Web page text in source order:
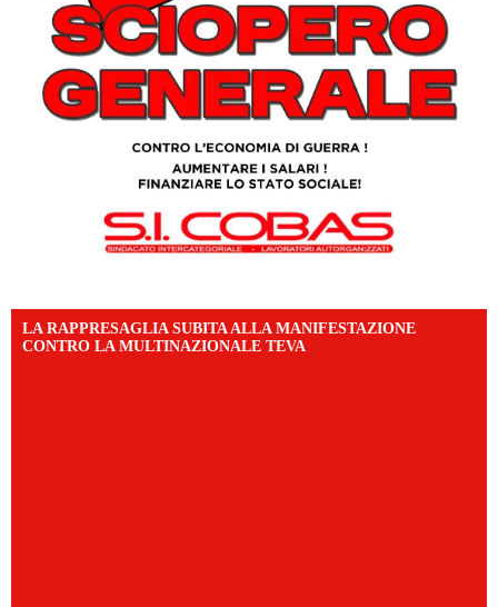
LA RAPPRESAGLIA SUBITA ALLA MANIFESTAZIONE
CONTRO LA MULTINAZIONALE TEVA